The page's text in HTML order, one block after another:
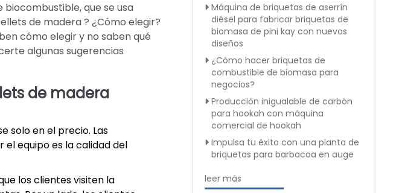
que se usa
de madera ? ¿Cómo elegir?
cómo elegir y no saben qué
algunas sugerencias
de madera
solo en el precio. Las
el equipo es la calidad del
los clientes visiten la
Máquina de briquetas de aserrín
diésel para fabricar briquetas de
biomasa de pini kay con nuevos
diseños
¿Cómo hacer briquetas de
combustible de biomasa para
negocios?
Producción inigualable de carbón
para hookah con máquina
comercial de hookah
Impulsa tu éxito con una planta de
briquetas para barbacoa en auge
leer más